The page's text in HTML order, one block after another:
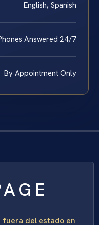
English, Spanish
Answered 24/7
By Appointment Only
fuera del estado en